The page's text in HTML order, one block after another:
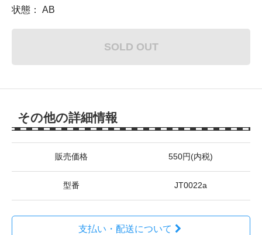
状態： AB
SOLD OUT
その他の詳細情報
販売価格 550円(内税)
型番 JT0022a
支払い・配送について